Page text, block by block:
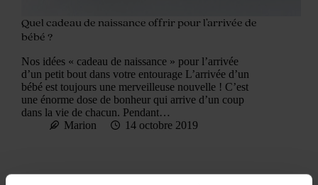
Quel cadeau de naissance offrir pour l’arrivée de
bébé ?
Nos idées « cadeau de naissance » pour l’arrivée
d’un petit bout dans votre entourage L’arrivée d’un
bébé est toujours une merveilleuse nouvelle ! C’est
une énorme dose de bonheur qui arrive d’un coup
dans la vie de chacun. Pendant…
Marion
14 octobre 2019